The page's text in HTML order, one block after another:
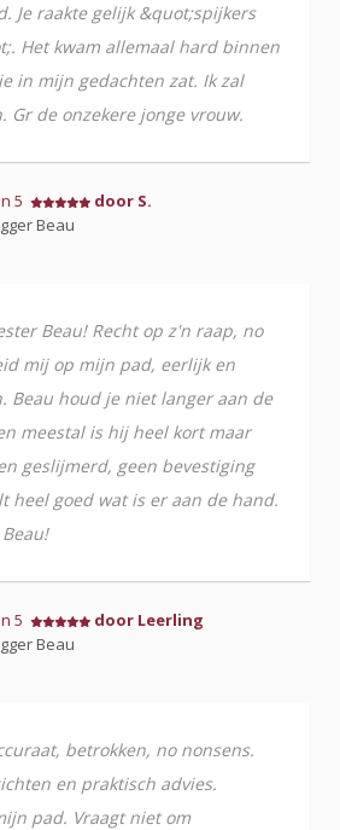
Je raakte gelijk &quot;spijkers
Het kwam allemaal hard binnen
in mijn gedachten zat. Ik zal
Gr de onzekere jonge vrouw.
5
door S.
Beau
Beau! Recht op z'n raap, no
mij op mijn pad, eerlijk en
Beau houd je niet langer aan de
meestal is hij heel kort maar
geslijmerd, geen bevestiging
heel goed wat is er aan de hand.
5
door Leerling
Beau
betrokken, no nonsens.
en praktisch advies.
pad. Vraagt niet om